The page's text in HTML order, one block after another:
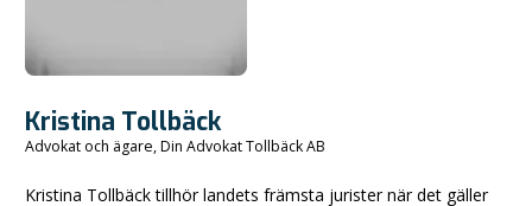
Kristina Tollbäck
Advokat och ägare, Din Advokat Tollbäck AB
Kristina Tollbäck tillhör landets främsta jurister när det gäller